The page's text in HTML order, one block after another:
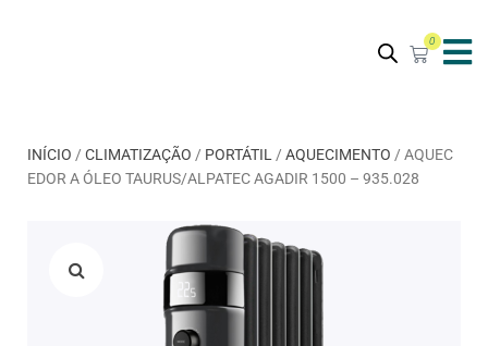
0
INÍCIO / CLIMATIZAÇÃO / PORTÁTIL / AQUECIMENTO / AQUEC
EDOR A ÓLEO TAURUS/ALPATEC AGADIR 1500 – 935.028